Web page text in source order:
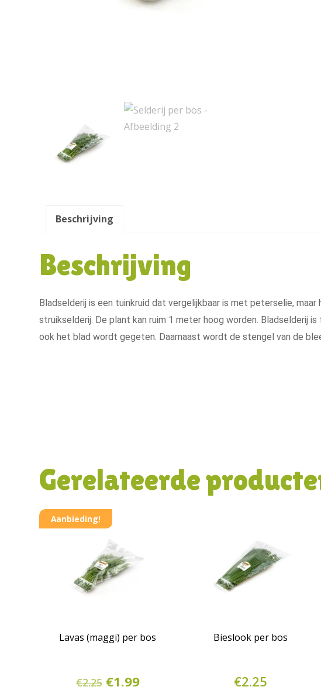
Beschrijving
Beschrijving
Bladselderij is een tuinkruid dat vergelijkbaar is met peterselie,
struikselderij. De plant kan ruim 1 meter hoog worden. Bladselderij
ook het blad wordt gegeten. Daarnaast wordt de stengel van de
Gerelateerde
Aanbieding!
Lavas (maggi) per bos
€2.25 Oorspronkelijke
€1.99Huidige
Bieslook per bos
€2.25